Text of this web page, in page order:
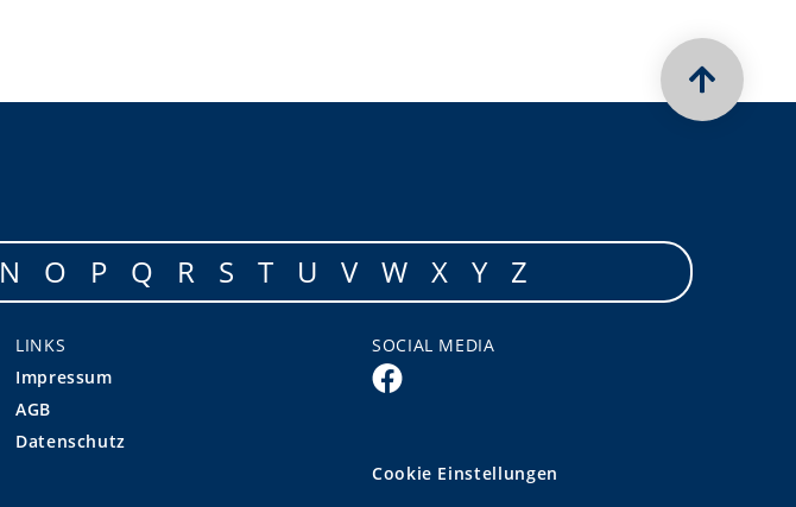
N O P Q R S T U V W X Y Z
LINKS
Impressum
AGB
Datenschutz
SOCIAL MEDIA
Cookie Einstellungen